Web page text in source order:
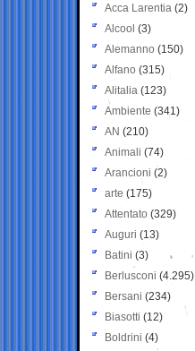
Acca Larentia (2)
Alcool (3)
Alemanno (150)
Alfano (315)
Alitalia (123)
Ambiente (341)
AN (210)
Animali (74)
Arancioni (2)
arte (175)
Attentato (329)
Auguri (13)
Batini (3)
Berlusconi (4.295)
Bersani (234)
Biasotti (12)
Boldrini (4)